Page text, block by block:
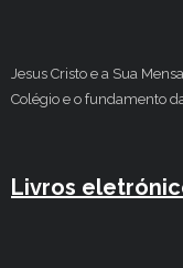
Jesus Cristo e a Sua
Colégio e o fundamento
Livros